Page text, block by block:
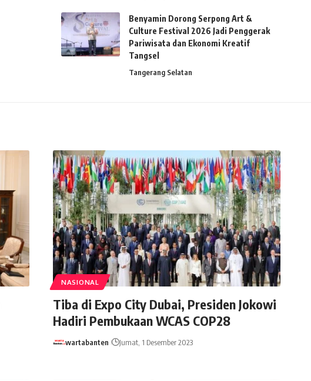
Benyamin Dorong Serpong Art &
Culture Festival 2026 Jadi Penggerak
Pariwisata dan Ekonomi Kreatif
Tangsel
Tangerang Selatan
NASIONAL
Tiba di Expo City Dubai, Presiden Jokowi
Hadiri Pembukaan WCAS COP28
wartabanten Jumat, 1 Desember 2023